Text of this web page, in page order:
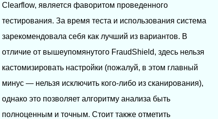
Clearflow, является фаворитом проведенного
тестирования. За время теста и использования система
зарекомендовала себя как лучший из вариантов. В
отличие от вышеупомянутого FraudShield, здесь нельзя
кастомизировать настройки (пожалуй, в этом главный
минус — нельзя исключить кого-либо из сканирования),
однако это позволяет алгоритму анализа быть
полноценным и точным. Стоит также отметить